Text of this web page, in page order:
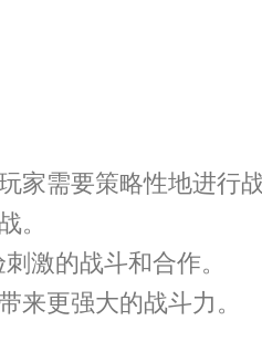
家需要策略性地进行
。
激的战斗和合作。
来更强大的战斗力。